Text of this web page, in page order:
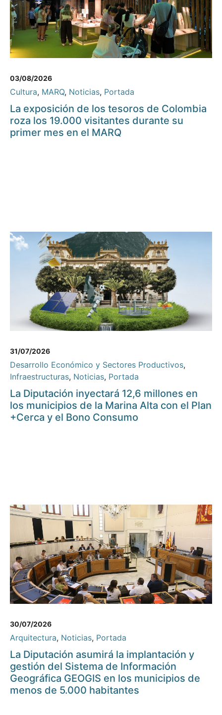
03/08/2026
Cultura, MARQ, Noticias, Portada
La exposición de los tesoros de Colombia
roza los 19.000 visitantes durante su
primer mes en el MARQ
31/07/2026
Desarrollo Económico y Sectores Productivos,
Infraestructuras, Noticias, Portada
La Diputación inyectará 12,6 millones en
los municipios de la Marina Alta con el Plan
+Cerca y el Bono Consumo
30/07/2026
Arquitectura, Noticias, Portada
La Diputación asumirá la implantación y
gestión del Sistema de Información
Geográfica GEOGIS en los municipios de
menos de 5.000 habitantes